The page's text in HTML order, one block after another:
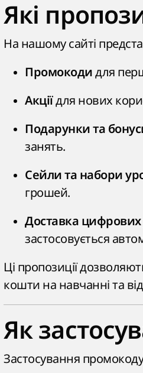
Які
На нашому сайті
Промокоди для
Акціїдля нових
Подарунки та
занять.
Сейли та набори
грошей.
Доставка цифрових
застосовується
Ці пропозиції
кошти на навчанні та
Як
Застосування